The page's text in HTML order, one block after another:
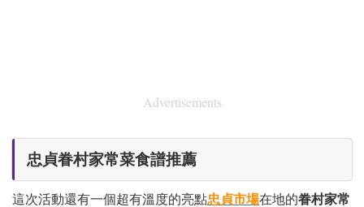
Advertisements
忠貞眷村家常菜食譜推薦
這次活動還有一個超有溫度的亮點忠貞市場在地的眷村家常